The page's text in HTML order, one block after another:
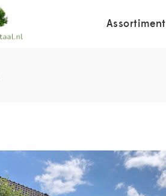
Assortiment